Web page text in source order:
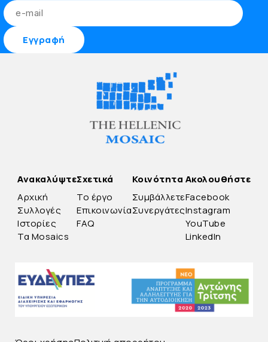
Ανακαλύψτε
Αρχική
Συλλογές
Ιστορίες
Τα Mosaics
Σχετικά
Το έργο
Επικοινωνία
FAQ
Κοινότητα
Συμβάλλετε
Συνεργάτες
Ακολουθήστε
Facebook
Instagram
YouTube
LinkedIn